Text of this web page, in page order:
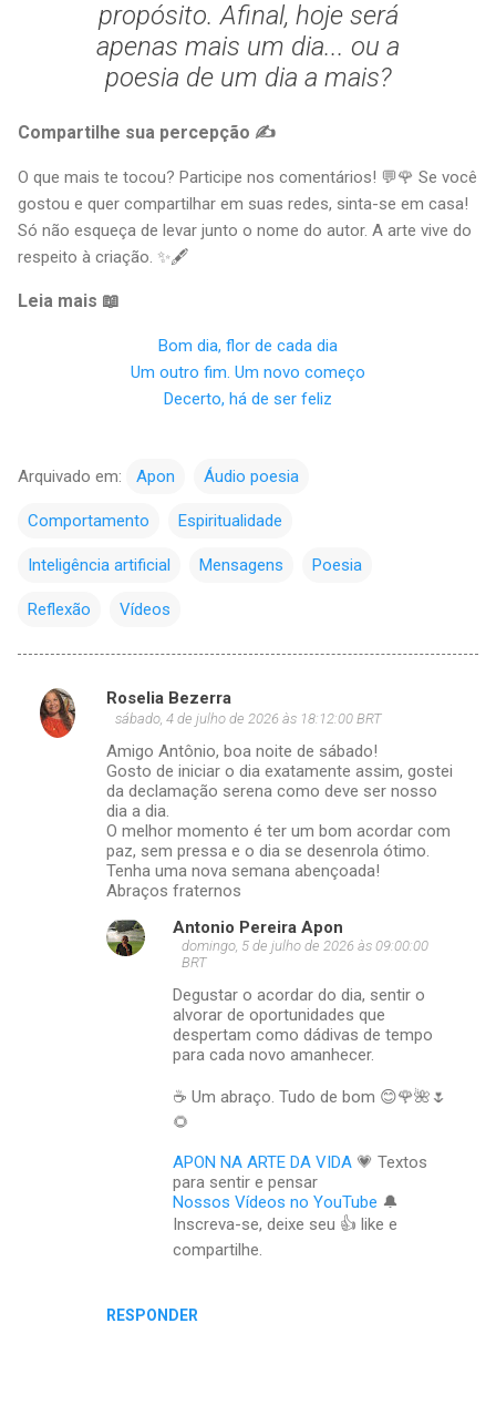
propósito. Afinal, hoje será
apenas mais um dia... ou a
poesia de um dia a mais?
Compartilhe sua percepção ✍
O que mais te tocou? Participe nos comentários! 💬🌹 Se você
gostou e quer compartilhar em suas redes, sinta-se em casa!
Só não esqueça de levar junto o nome do autor. A arte vive do
respeito à criação. ✨🖋
Leia mais 📖
Bom dia, flor de cada dia
Um outro fim. Um novo começo
Decerto, há de ser feliz
Arquivado em: Apon Áudio poesia
Comportamento Espiritualidade
Inteligência artificial Mensagens Poesia
Reflexão Vídeos
C
o
Roselia Bezerra
sábado, 4 de julho de 2026 às 18:12:00 BRT
Amigo Antônio, boa noite de sábado!
Gosto de iniciar o dia exatamente assim, gostei
da declamação serena como deve ser nosso
dia a dia.
O melhor momento é ter um bom acordar com
paz, sem pressa e o dia se desenrola ótimo.
Tenha uma nova semana abençoada!
Abraços fraternos
RESPONDER
Antonio Pereira Apon
domingo, 5 de julho de 2026 às 09:00:00
BRT
Degustar o acordar do dia, sentir o
alvorar de oportunidades que
despertam como dádivas de tempo
para cada novo amanhecer.
☕ Um abraço. Tudo de bom 😊🌹🌺🌷
🌻
APON NA ARTE DA VIDA 💗 Textos
para sentir e pensar
Nossos Vídeos no YouTube 🔔
Inscreva-se, deixe seu 👍 like e
compartilhe.